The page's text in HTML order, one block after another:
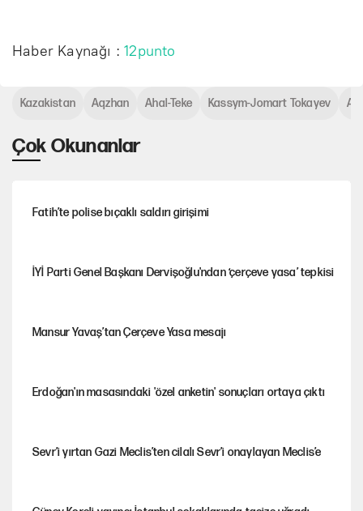
Haber Kaynağı :12punto
Çok Okunanlar
Fatih’te polise bıçaklı saldırı girişimi
İYİ Parti Genel Başkanı Dervişoğlu'ndan ‘çerçeve yasa’ tepkisi
Mansur Yavaş’tan Çerçeve Yasa mesajı
Erdoğan'ın masasındaki 'özel anketin' sonuçları ortaya çıktı
Sevr’i yırtan Gazi Meclis’ten cilalı Sevr’i onaylayan Meclis’e
Kazakistan Aqzhan Ahal-Teke Kassym-Jomart Tokayev At